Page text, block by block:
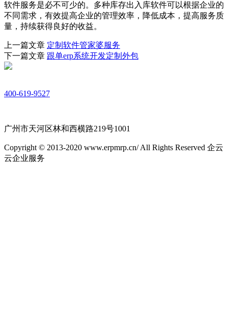
软件服务是必不可少的。多种库存出入库软件可以根据企业的
不同需求，有效提高企业的管理效率，降低成本，提高服务质
量，持续获得良好的收益。
上一篇文章 定制软件管家婆服务
下一篇文章 跟单erp系统开发定制外包
400-619-9527
广州市天河区林和西横路219号1001
Copyright © 2013-2020 www.erpmrp.cn/ All Rights Reserved 企云
云企业服务